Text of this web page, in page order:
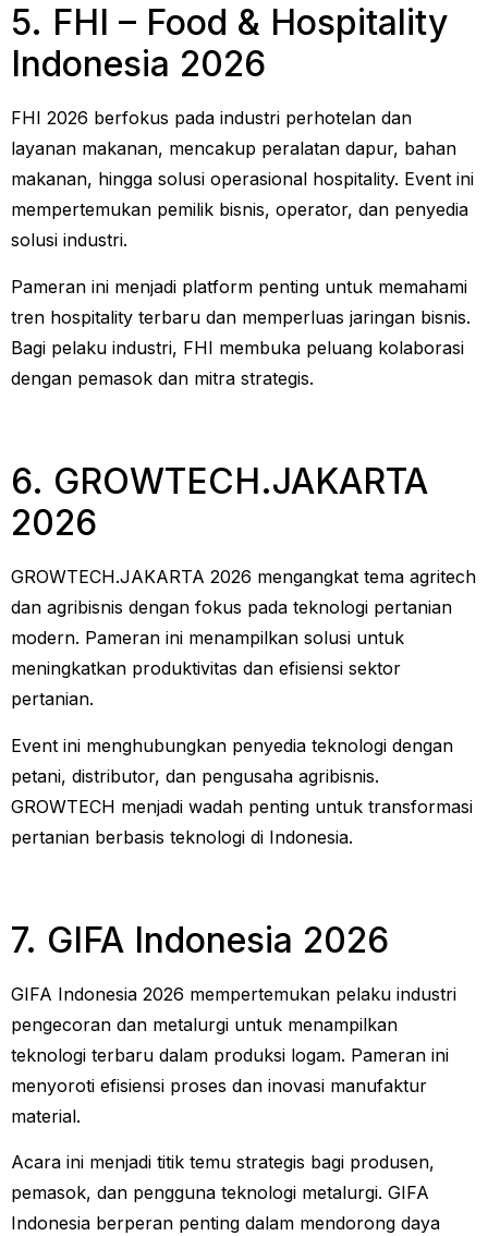
5. FHI – Food & Hospitality
Indonesia 2026
FHI 2026 berfokus pada industri perhotelan dan
layanan makanan, mencakup peralatan dapur, bahan
makanan, hingga solusi operasional hospitality. Event ini
mempertemukan pemilik bisnis, operator, dan penyedia
solusi industri.
Pameran ini menjadi platform penting untuk memahami
tren hospitality terbaru dan memperluas jaringan bisnis.
Bagi pelaku industri, FHI membuka peluang kolaborasi
dengan pemasok dan mitra strategis.
6. GROWTECH.JAKARTA
2026
GROWTECH.JAKARTA 2026 mengangkat tema agritech
dan agribisnis dengan fokus pada teknologi pertanian
modern. Pameran ini menampilkan solusi untuk
meningkatkan produktivitas dan efisiensi sektor
pertanian.
Event ini menghubungkan penyedia teknologi dengan
petani, distributor, dan pengusaha agribisnis.
GROWTECH menjadi wadah penting untuk transformasi
pertanian berbasis teknologi di Indonesia.
7. GIFA Indonesia 2026
GIFA Indonesia 2026 mempertemukan pelaku industri
pengecoran dan metalurgi untuk menampilkan
teknologi terbaru dalam produksi logam. Pameran ini
menyoroti efisiensi proses dan inovasi manufaktur
material.
Acara ini menjadi titik temu strategis bagi produsen,
pemasok, dan pengguna teknologi metalurgi. GIFA
Indonesia berperan penting dalam mendorong daya